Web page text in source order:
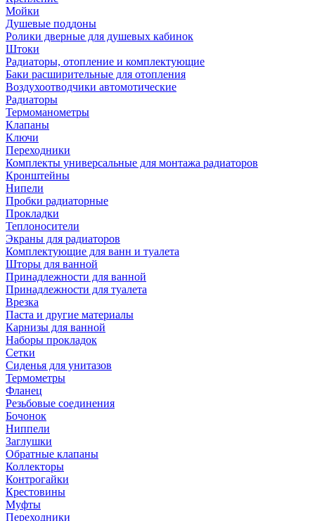
Мойки
Душевые поддоны
Ролики дверные для душевых кабинок
Штоки
Радиаторы, отопление и комплектующие
Баки расширительные для отопления
Воздухоотводчики автомотические
Радиаторы
Термоманометры
Клапаны
Ключи
Переходники
Комплекты универсальные для монтажа радиаторов
Кронштейны
Нипели
Пробки радиаторные
Прокладки
Теплоносители
Экраны для радиаторов
Комплектующие для ванн и туалета
Шторы для ванной
Принадлежности для ванной
Принадлежности для туалета
Врезка
Паста и другие материалы
Карнизы для ванной
Наборы прокладок
Сетки
Сиденья для унитазов
Термометры
Фланец
Резьбовые соединения
Бочонок
Ниппели
Заглушки
Обратные клапаны
Коллекторы
Контрогайки
Крестовины
Муфты
Переходники